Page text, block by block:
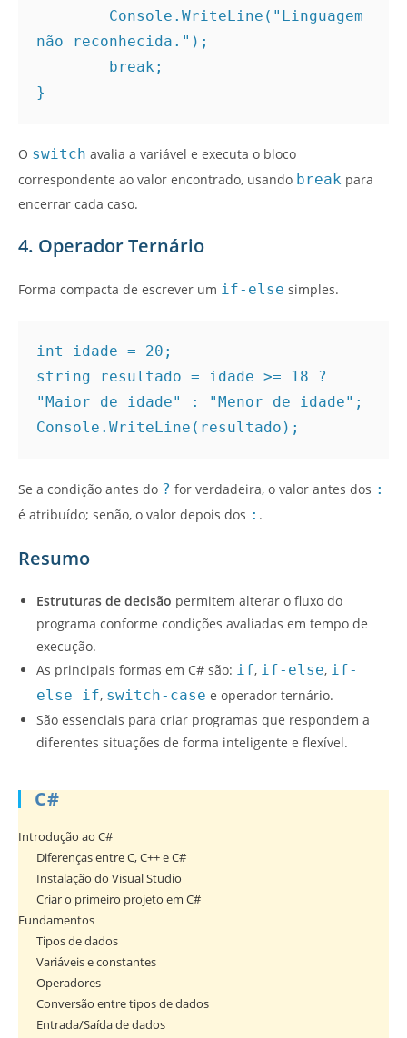
não reconhecida.");
        break;
}
O switch avalia a variável e executa o bloco
correspondente ao valor encontrado, usando break para
encerrar cada caso.
4. Operador Ternário
Forma compacta de escrever um if-else simples.
int idade = 20;
string resultado = idade >= 18 ?
"Maior de idade" : "Menor de idade";
Console.WriteLine(resultado);
Se a condição antes do ? for verdadeira, o valor antes dos :
é atribuído; senão, o valor depois dos : .
Resumo
Estruturas de decisão permitem alterar o fluxo do
programa conforme condições avaliadas em tempo de
execução.
As principais formas em C# são: if, if-else, if-
else if, switch-case e operador ternário.
São essenciais para criar programas que respondem a
diferentes situações de forma inteligente e flexível.
C#
Introdução ao C#
Diferenças entre C, C++ e C#
Instalação do Visual Studio
Criar o primeiro projeto em C#
Fundamentos
Tipos de dados
Variáveis e constantes
Operadores
Conversão entre tipos de dados
Entrada/Saída de dados